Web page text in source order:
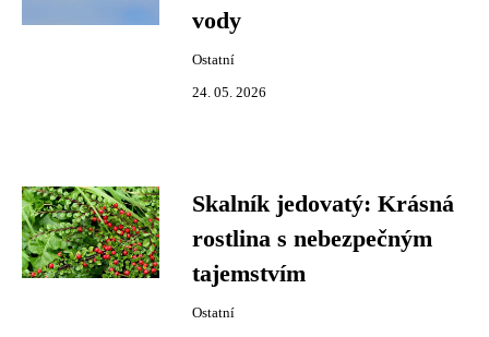
vody
Ostatní
24. 05. 2026
Skalník jedovatý: Krásná
rostlina s nebezpečným
tajemstvím
Ostatní